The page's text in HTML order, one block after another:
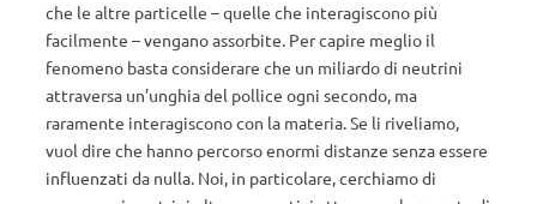
che le altre particelle – quelle che interagiscono più
facilmente – vengano assorbite. Per capire meglio il
fenomeno basta considerare che un miliardo di neutrini
attraversa un’unghia del pollice ogni secondo, ma
raramente interagiscono con la materia. Se li riveliamo,
vuol dire che hanno percorso enormi distanze senza essere
influenzati da nulla. Noi, in particolare, cerchiamo di